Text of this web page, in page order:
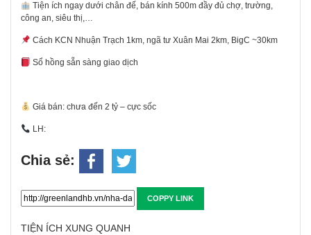
Tiện ích ngay dưới chân đế, bán kính 500m đầy đủ chợ, trường,
công an, siêu thị,…
Cách KCN Nhuận Trạch 1km, ngã tư Xuân Mai 2km, BigC ~30km
Sổ hồng sẵn sàng giao dịch
Giá bán: chưa đến 2 tỷ – cực sốc
LH:
Chia sẻ:
COPPY LINK
TIỆN ÍCH XUNG QUANH